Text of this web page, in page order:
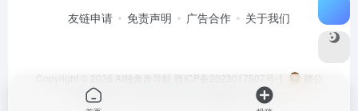
友链申请 免责声明 广告合作 关于我们
Copyright © 2026 AI独角兽导航 赣ICP备2023017507号-1
赣公
网安备36011102001198号
强力驱动